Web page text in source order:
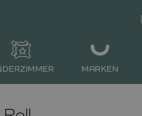
MARKEN